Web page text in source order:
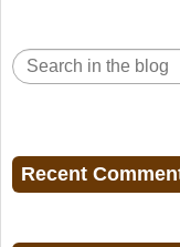
Recent